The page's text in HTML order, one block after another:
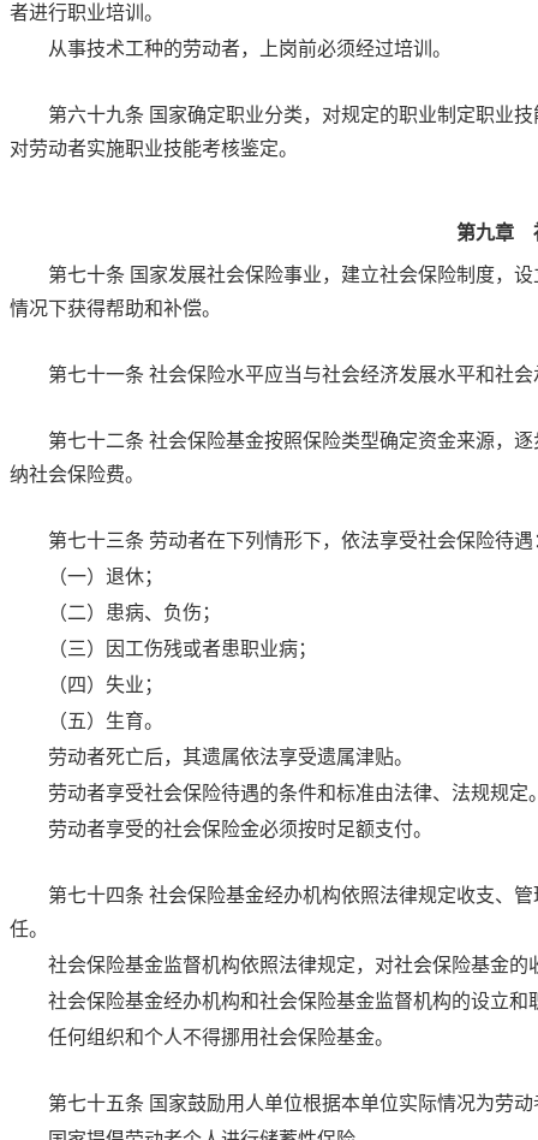
者进行职业培训。
从事技术工种的劳动者，上岗前必须经过培训。
第六十九条 国家确定职业分类，对规定的职业制定职业
对劳动者实施职业技能考核鉴定。
第九章
第七十条 国家发展社会保险事业，建立社会保险制度，
情况下获得帮助和补偿。
第七十一条 社会保险水平应当与社会经济发展水平和社
第七十二条 社会保险基金按照保险类型确定资金来源，
纳社会保险费。
第七十三条 劳动者在下列情形下，依法享受社会保险待遇
（一）退休；
（二）患病、负伤；
（三）因工伤残或者患职业病；
（四）失业；
（五）生育。
劳动者死亡后，其遗属依法享受遗属津贴。
劳动者享受社会保险待遇的条件和标准由法律、法规规定
劳动者享受的社会保险金必须按时足额支付。
第七十四条 社会保险基金经办机构依照法律规定收支、
任。
社会保险基金监督机构依照法律规定，对社会保险基金的
社会保险基金经办机构和社会保险基金监督机构的设立和
任何组织和个人不得挪用社会保险基金。
第七十五条 国家鼓励用人单位根据本单位实际情况为劳